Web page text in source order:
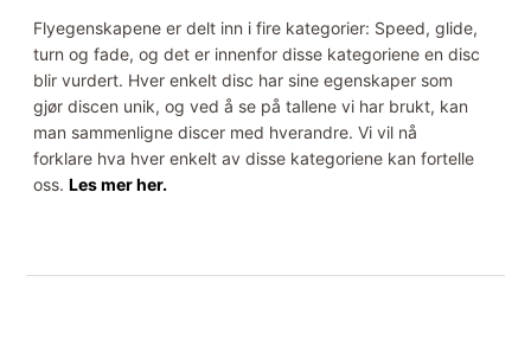
Flyegenskapene er delt inn i fire kategorier: Speed, glide,
turn og fade, og det er innenfor disse kategoriene en disc
blir vurdert. Hver enkelt disc har sine egenskaper som
gjør discen unik, og ved å se på tallene vi har brukt, kan
man sammenligne discer med hverandre. Vi vil nå
forklare hva hver enkelt av disse kategoriene kan fortelle
oss.Les mer her.